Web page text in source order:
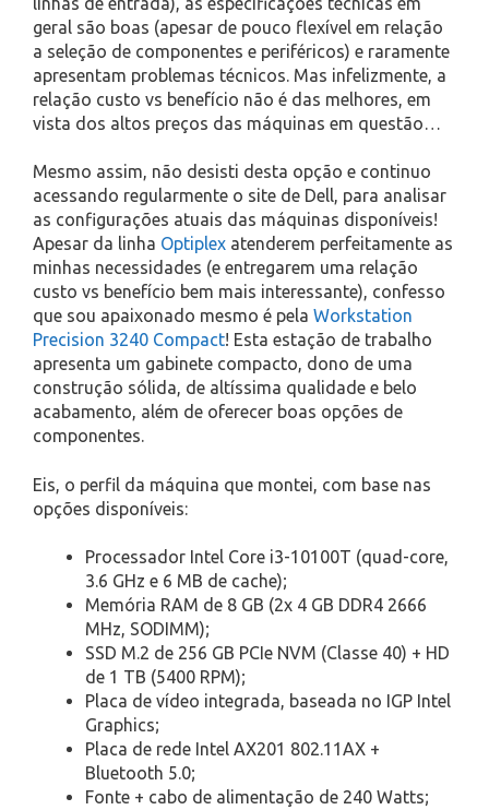
geral são boas (apesar de pouco flexível em relação
a seleção de componentes e periféricos) e raramente
apresentam problemas técnicos. Mas infelizmente, a
relação custo vs benefício não é das melhores, em
vista dos altos preços das máquinas em questão…
Mesmo assim, não desisti desta opção e continuo
acessando regularmente o site de Dell, para analisar
as configurações atuais das máquinas disponíveis!
Apesar da linha Optiplex atenderem perfeitamente as
minhas necessidades (e entregarem uma relação
custo vs benefício bem mais interessante), confesso
que sou apaixonado mesmo é pela Workstation
Precision 3240 Compact! Esta estação de trabalho
apresenta um gabinete compacto, dono de uma
construção sólida, de altíssima qualidade e belo
acabamento, além de oferecer boas opções de
componentes.
Eis, o perfil da máquina que montei, com base nas
opções disponíveis:
Processador Intel Core i3-10100T (quad-core,
3.6 GHz e 6 MB de cache);
Memória RAM de 8 GB (2x 4 GB DDR4 2666
MHz, SODIMM);
SSD M.2 de 256 GB PCIe NVM (Classe 40) + HD
de 1 TB (5400 RPM);
Placa de vídeo integrada, baseada no IGP Intel
Graphics;
Placa de rede Intel AX201 802.11AX +
Bluetooth 5.0;
Fonte + cabo de alimentação de 240 Watts;